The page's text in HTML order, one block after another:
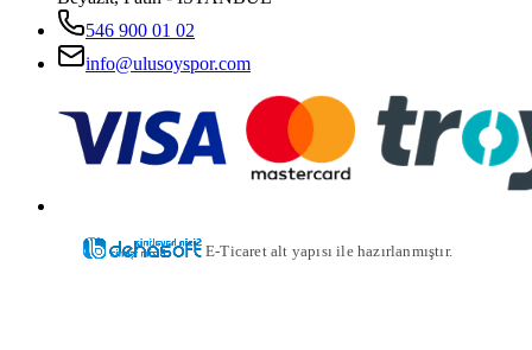
546 900 01 02
info@ulusoyspor.com
E-Ticaret alt yapısı ile hazırlanmıştır.